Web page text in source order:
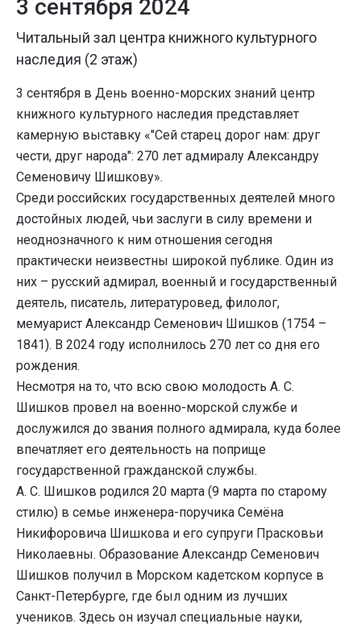
3 сентября 2024
Читальный зал центра книжного культурного
наследия (2 этаж)
3 сентября в День военно-морских знаний центр
книжного культурного наследия представляет
камерную выставку «"Сей старец дорог нам: друг
чести, друг народа": 270 лет адмиралу Александру
Семеновичу Шишкову».
Среди российских государственных деятелей много
достойных людей, чьи заслуги в силу времени и
неоднозначного к ним отношения сегодня
практически неизвестны широкой публике. Один из
них – русский адмирал, военный и государственный
деятель, писатель, литературовед, филолог,
мемуарист Александр Семенович Шишков (1754 –
1841). В 2024 году исполнилось 270 лет со дня его
рождения.
Несмотря на то, что всю свою молодость А. С.
Шишков провел на военно-морской службе и
дослужился до звания полного адмирала, куда более
впечатляет его деятельность на поприще
государственной гражданской службы.
А. С. Шишков родился 20 марта (9 марта по старому
стилю) в семье инженера-поручика Семёна
Никифоровича Шишкова и его супруги Прасковьи
Николаевны. Образование Александр Семенович
Шишков получил в Морском кадетском корпусе в
Санкт-Петербурге, где был одним из лучших
учеников. Здесь он изучал специальные науки,